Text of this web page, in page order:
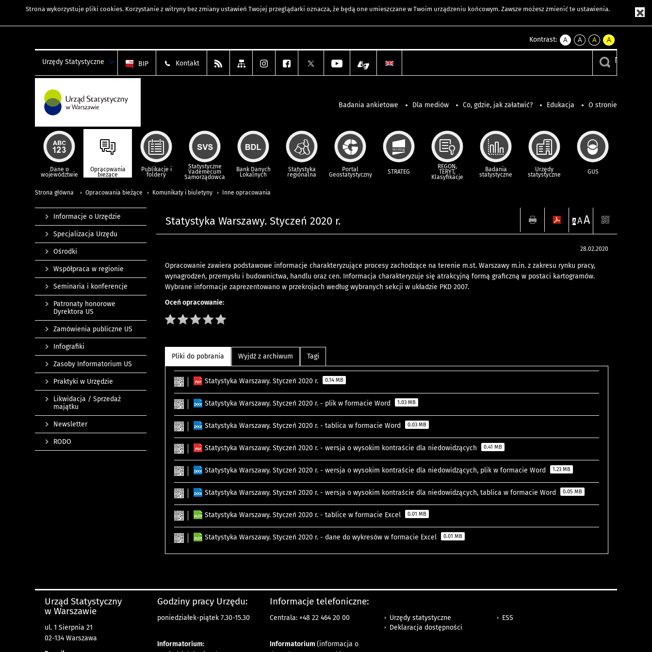
Strona wykorzystuje pliki cookies. Korzystanie z witryny bez zmiany ustawień Twojej przeglądarki oznacza, że będą one umieszczane w Twoim urządzeniu końcowym. Zawsze możesz zmienić te ustawienia.
Kontrast:
A
kontrast
A
kontrast
czarnym
A
kontrast
żółty
tekst
czarnym
A
kontrast
czarny
tekst
żółtym
Urzędy Statystyczne BIP Kontakt
Badania ankietowe Dla mediów Co, gdzie, jak załatwić? Edukacja O stronie
Dane o
województwie
Opracowania
bieżące
Publikacje i
foldery
Statystyczne
Vademecum
Samorządowca
Bank Danych
Lokalnych
Statystyka
regionalna
Portal
Geostatystyczny STRATEG
REGON,
TERYT,
Klasyfikacje
Badania
statystyczne
Urzędy
statystyczne GUS
Strona główna Opracowania bieżące Komunikaty i biuletyny Inne opracowania
Statystyka Warszawy. Styczeń 2020 r. A AA
28.02.2020
Opracowanie zawiera podstawowe informacje charakteryzujące procesy zachodzące na terenie m.st. Warszawy m.in. z zakresu rynku pracy,
wynagrodzeń, przemysłu i budownictwa, handlu oraz cen. Informacja charakteryzuje się atrakcyjną formą graficzną w postaci kartogramów.
Wybrane informacje zaprezentowano w przekrojach według wybranych sekcji w układzie PKD 2007.
Oceń opracowanie:
Pliki do pobrania Wyjdź z archiwum Tagi
Statystyka Warszawy. Styczeń 2020 r. 0.14 MB
Statystyka Warszawy. Styczeń 2020 r. - plik w formacie Word 1.03 MB
Statystyka Warszawy. Styczeń 2020 r. - tablica w formacie Word 0.03 MB
Statystyka Warszawy. Styczeń 2020 r. - wersja o wysokim kontraście dla niedowidzących 0.41 MB
Statystyka Warszawy. Styczeń 2020 r. - wersja o wysokim kontraście dla niedowidzących, plik w formacie Word 1.23 MB
Statystyka Warszawy. Styczeń 2020 r. - wersja o wysokim kontraście dla niedowidzących, tablica w formacie Word 0.05 MB
Statystyka Warszawy. Styczeń 2020 r. - tablice w formacie Excel 0.01 MB
Statystyka Warszawy. Styczeń 2020 r. - dane do wykresów w formacie Excel 0.01 MB
Informacje o Urzędzie
Specjalizacja Urzędu
Ośrodki
Współpraca w regionie
Seminaria i konferencje
Patronaty honorowe
Dyrektora US
Zamówienia publiczne US
Infografiki
Zasoby Informatorium US
Praktyki w Urzędzie
Likwidacja / Sprzedaż
majątku
Newsletter
RODO
Urząd Statystyczny
w Warszawie
ul. 1 Sierpnia 21
02-134 Warszawa
Godziny pracy Urzędu:
poniedziałek-piątek 7.30-15.30
Informatorium:
Informacje telefoniczne:
Centrala: +48 22 464 20 00
Informatorium (informacja o
Urzędy statystyczne
Deklaracja dostępności
ESS